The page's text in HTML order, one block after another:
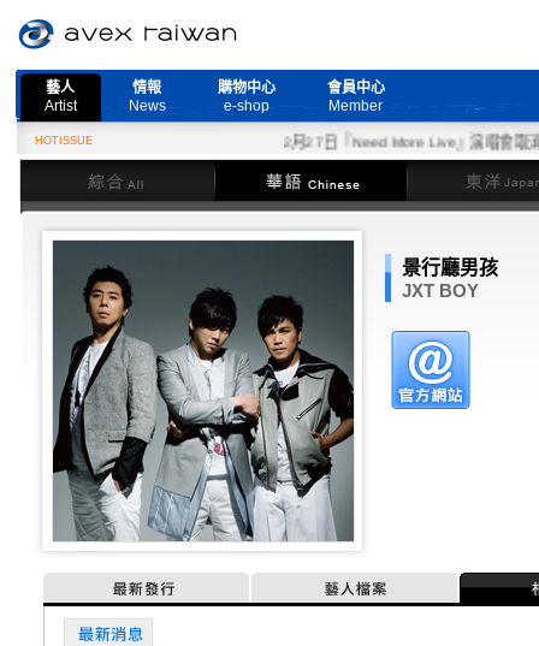
藝人
Artist
情報
News
購物中心
e-shop
會員中心
Member
HOTISSUE
2月27日『Need More Live』演唱會取消公
綜合
華語 東洋
景行廳男孩
JXT BOY
最新發行 藝人檔案
最新消息